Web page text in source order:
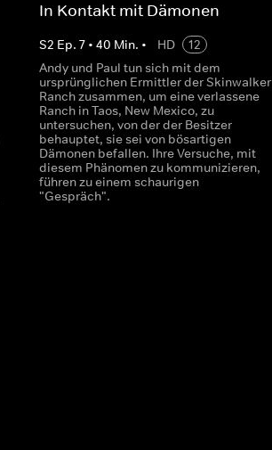
In Kontakt mit Dämonen
S2 Ep. 7• 40 Min. • HD
12
Andy und Paul tun sich mit dem
ursprünglichen Ermittler der Skinwalker
Ranch zusammen, um eine verlassene
Ranch in Taos, New Mexico, zu
untersuchen, von der der Besitzer
behauptet, sie sei von bösartigen
Dämonen befallen. Ihre Versuche, mit
diesem Phänomen zu kommunizieren,
führen zu einem schaurigen
"Gespräch".